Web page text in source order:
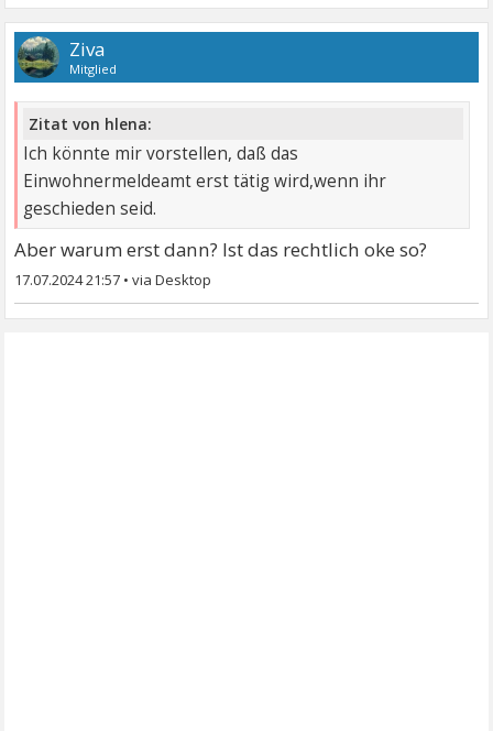
Ziva
Mitglied
Zitat von hlena:
Ich könnte mir vorstellen, daß das
Einwohnermeldeamt erst tätig wird,wenn ihr
geschieden seid.
Aber warum erst dann? Ist das rechtlich oke so?
17.07.2024 21:57 •